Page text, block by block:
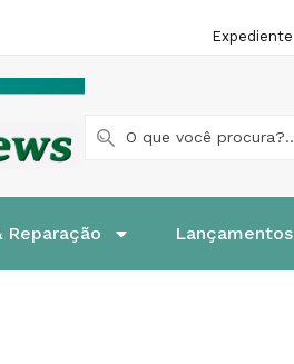
Expediente
Reparação Lançamentos